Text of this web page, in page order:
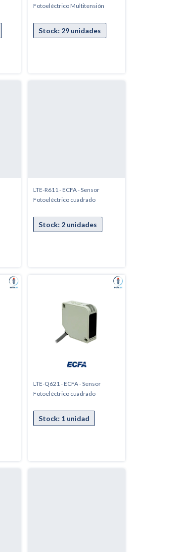
Fotoeléctrico Multitensión
LTE-R611 - ECFA - Sensor
Fotoeléctrico cuadrado
LTE-Q621 - ECFA - Sensor
Fotoeléctrico cuadrado